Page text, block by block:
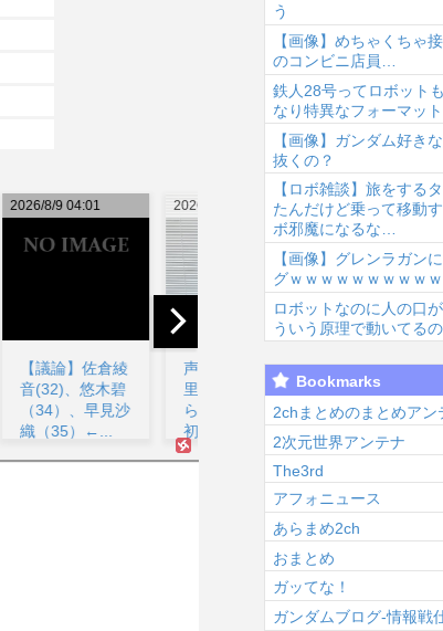
2026/8/9 03:51
声優・前田佳織
里さん、酔っぱ
らってiPhoneを
初期化してし...
2026/8/9 03:46
【朗報】みい山
作者、みいちゃ
んでチー牛なの
ではという疑惑
が生...
2026/8/9
【画像
（こな
ブライ
空】...
う
【画像】めちゃくちゃ
のコンビニ店員…
鉄人28号ってロボット
なり特異なフォーマッ
【画像】ガンダム好き
抜くの？
【ロボ雑談】旅をする
たんだけど乗って移動
ボ邪魔になるな…
【画像】グレンラガン
グｗｗｗｗｗｗｗｗｗ
ロボットなのに人の口
ういう原理で動いてる
Bookmarks
2chまとめのまとめアン
2次元世界アンテナ
The3rd
アフォニュース
あらまめ2ch
おまとめ
ガッてな！
ガンダムブログ-情報戦